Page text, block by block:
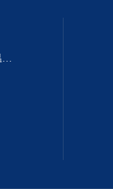
SHA-B SHA-BA数显多功能水浴恒温振荡器